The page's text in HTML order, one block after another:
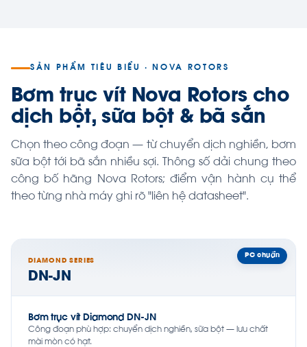
SẢN PHẨM TIÊU BIỂU · NOVA ROTORS
Bơm trục vít Nova Rotors cho
dịch bột, sữa bột & bã sắn
Chọn theo công đoạn — từ chuyển dịch nghiền, bơm
sữa bột tới bã sắn nhiều sợi. Thông số dải chung theo
công bố hãng Nova Rotors; điểm vận hành cụ thể
theo từng nhà máy ghi rõ "liên hệ datasheet".
PC chuẩn
DIAMOND SERIES
DN-JN
Bơm trục vít Diamond DN-JN
Công đoạn phù hợp: chuyển dịch nghiền, sữa bột — lưu chất
mài mòn có hạt.